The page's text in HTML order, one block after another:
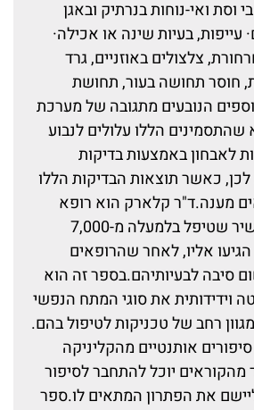
וסת ואי-נוחות בנרתיק ובאגן
עייפות, בעיות שינה או אכילה·
צלצולים באוזניים, גרד
חוסר תחושה בעור, תחושת
הנובעים מתגובה של מערכת
הללו עלולים לנבוע
לאבחון באמצעות בדיקות
לכן, כאשר תוצאות הבדיקות הללו
מענה.ד"ר קלארק הוא רופא
בעל ניסיון קליני עשיר שטיפל בלמעלה מ-7,000
אליו, לאחר שהרופאים
סיבה לבעיותיהם.בספר זה הוא
את סוגי המתח הנפשי
רחב של טכניקות לטיפול בהם.
אותנטיים מהקליניקה
יוכל להתחבר לסיפור
את הפתרון המתאים לו.ספר